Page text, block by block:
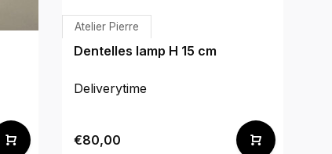
Atelier Pierre
Dentelles lamp H 15 cm
Deliverytime
€80,00